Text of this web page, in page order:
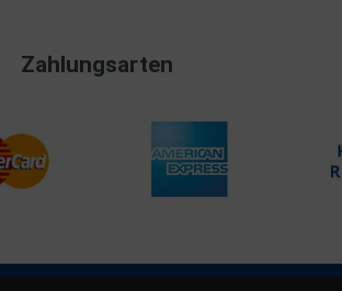
Zahlungsarten